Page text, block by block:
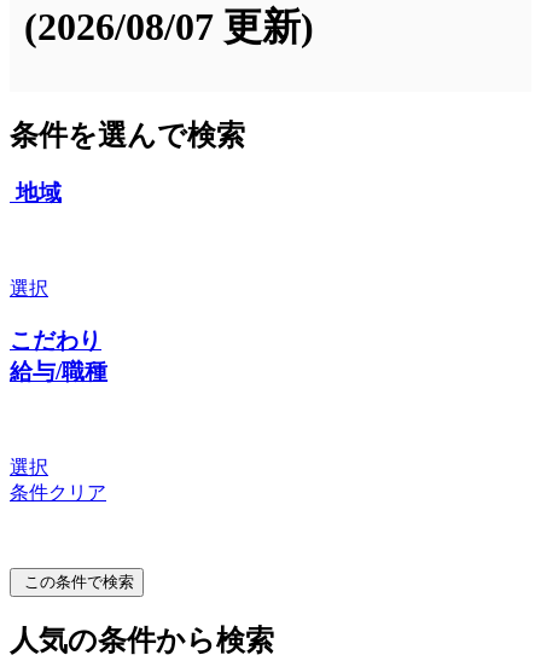
(2026/08/07 更新)
条件を選んで検索
地域
選択
こだわり
給与/職種
選択
条件クリア
この条件で検索
人気の条件から検索